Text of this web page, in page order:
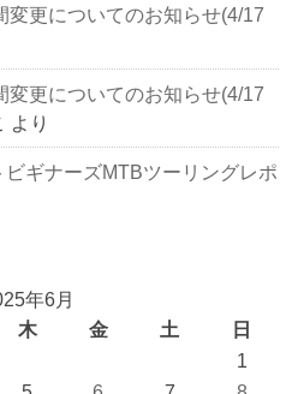
変更についてのお知らせ(4/17
変更についてのお知らせ(4/17
より
ギナーズMTBツーリングレポ
年6月
木 金 土
日
1